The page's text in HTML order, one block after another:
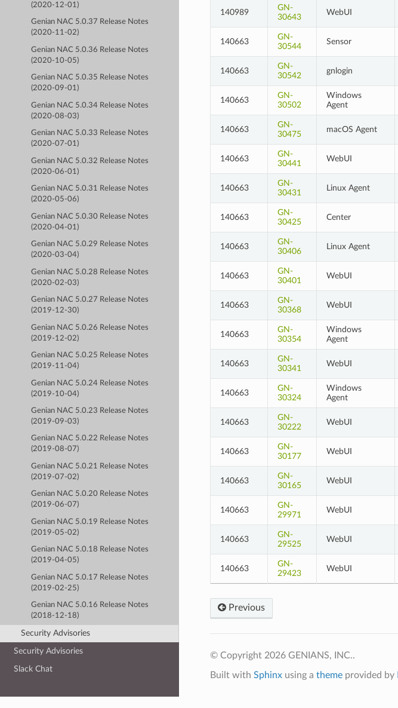
(2020-12-01)
Genian NAC 5.0.37 Release Notes
(2020-11-02)
Genian NAC 5.0.36 Release Notes
(2020-10-05)
Genian NAC 5.0.35 Release Notes
(2020-09-01)
Genian NAC 5.0.34 Release Notes
(2020-08-03)
Genian NAC 5.0.33 Release Notes
(2020-07-01)
Genian NAC 5.0.32 Release Notes
(2020-06-01)
Genian NAC 5.0.31 Release Notes
(2020-05-06)
Genian NAC 5.0.30 Release Notes
(2020-04-01)
Genian NAC 5.0.29 Release Notes
(2020-03-04)
Genian NAC 5.0.28 Release Notes
(2020-02-03)
Genian NAC 5.0.27 Release Notes
(2019-12-30)
Genian NAC 5.0.26 Release Notes
(2019-12-02)
Genian NAC 5.0.25 Release Notes
(2019-11-04)
Genian NAC 5.0.24 Release Notes
(2019-10-04)
Genian NAC 5.0.23 Release Notes
(2019-09-03)
Genian NAC 5.0.22 Release Notes
(2019-08-07)
Genian NAC 5.0.21 Release Notes
(2019-07-02)
Genian NAC 5.0.20 Release Notes
(2019-06-07)
Genian NAC 5.0.19 Release Notes
(2019-05-02)
Genian NAC 5.0.18 Release Notes
(2019-04-05)
Genian NAC 5.0.17 Release Notes
(2019-02-25)
Genian NAC 5.0.16 Release Notes
(2018-12-18)
Security Advisories
Security Advisories
Slack Chat
140989
GN-
30643
WebUI
140663
GN-
30544
Sensor
140663
GN-
30542
gnlogin
140663
GN-
30502
Windows
Agent
140663
GN-
30475
macOS Agent
140663
GN-
30441
WebUI
140663
GN-
30431
Linux Agent
140663
GN-
30425
Center
140663
GN-
30406
Linux Agent
140663
GN-
30401
WebUI
140663
GN-
30368
WebUI
140663
GN-
30354
Windows
Agent
140663
GN-
30341
WebUI
140663
GN-
30324
Windows
Agent
140663
GN-
30222
WebUI
140663
GN-
30177
WebUI
140663
GN-
30165
WebUI
140663
GN-
29971
WebUI
140663
GN-
29525
WebUI
140663
GN-
29423
WebUI
Previous
© Copyright 2026 GENIANS, INC..
Built with Sphinxusing a themeprovided by